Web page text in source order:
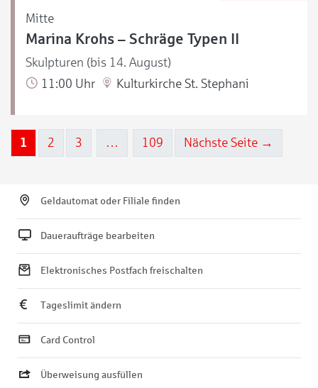
Mitte
Marina Krohs – Schräge Typen II
Skulpturen (bis 14. August)
11:00 Uhr
Kulturkirche St. Stephani
1 2 3 … 109 Nächste Seite →
Geldautomat oder Filiale finden
Daueraufträge bearbeiten
Elektronisches Postfach freischalten
Tageslimit ändern
Card Control
Überweisung ausfüllen